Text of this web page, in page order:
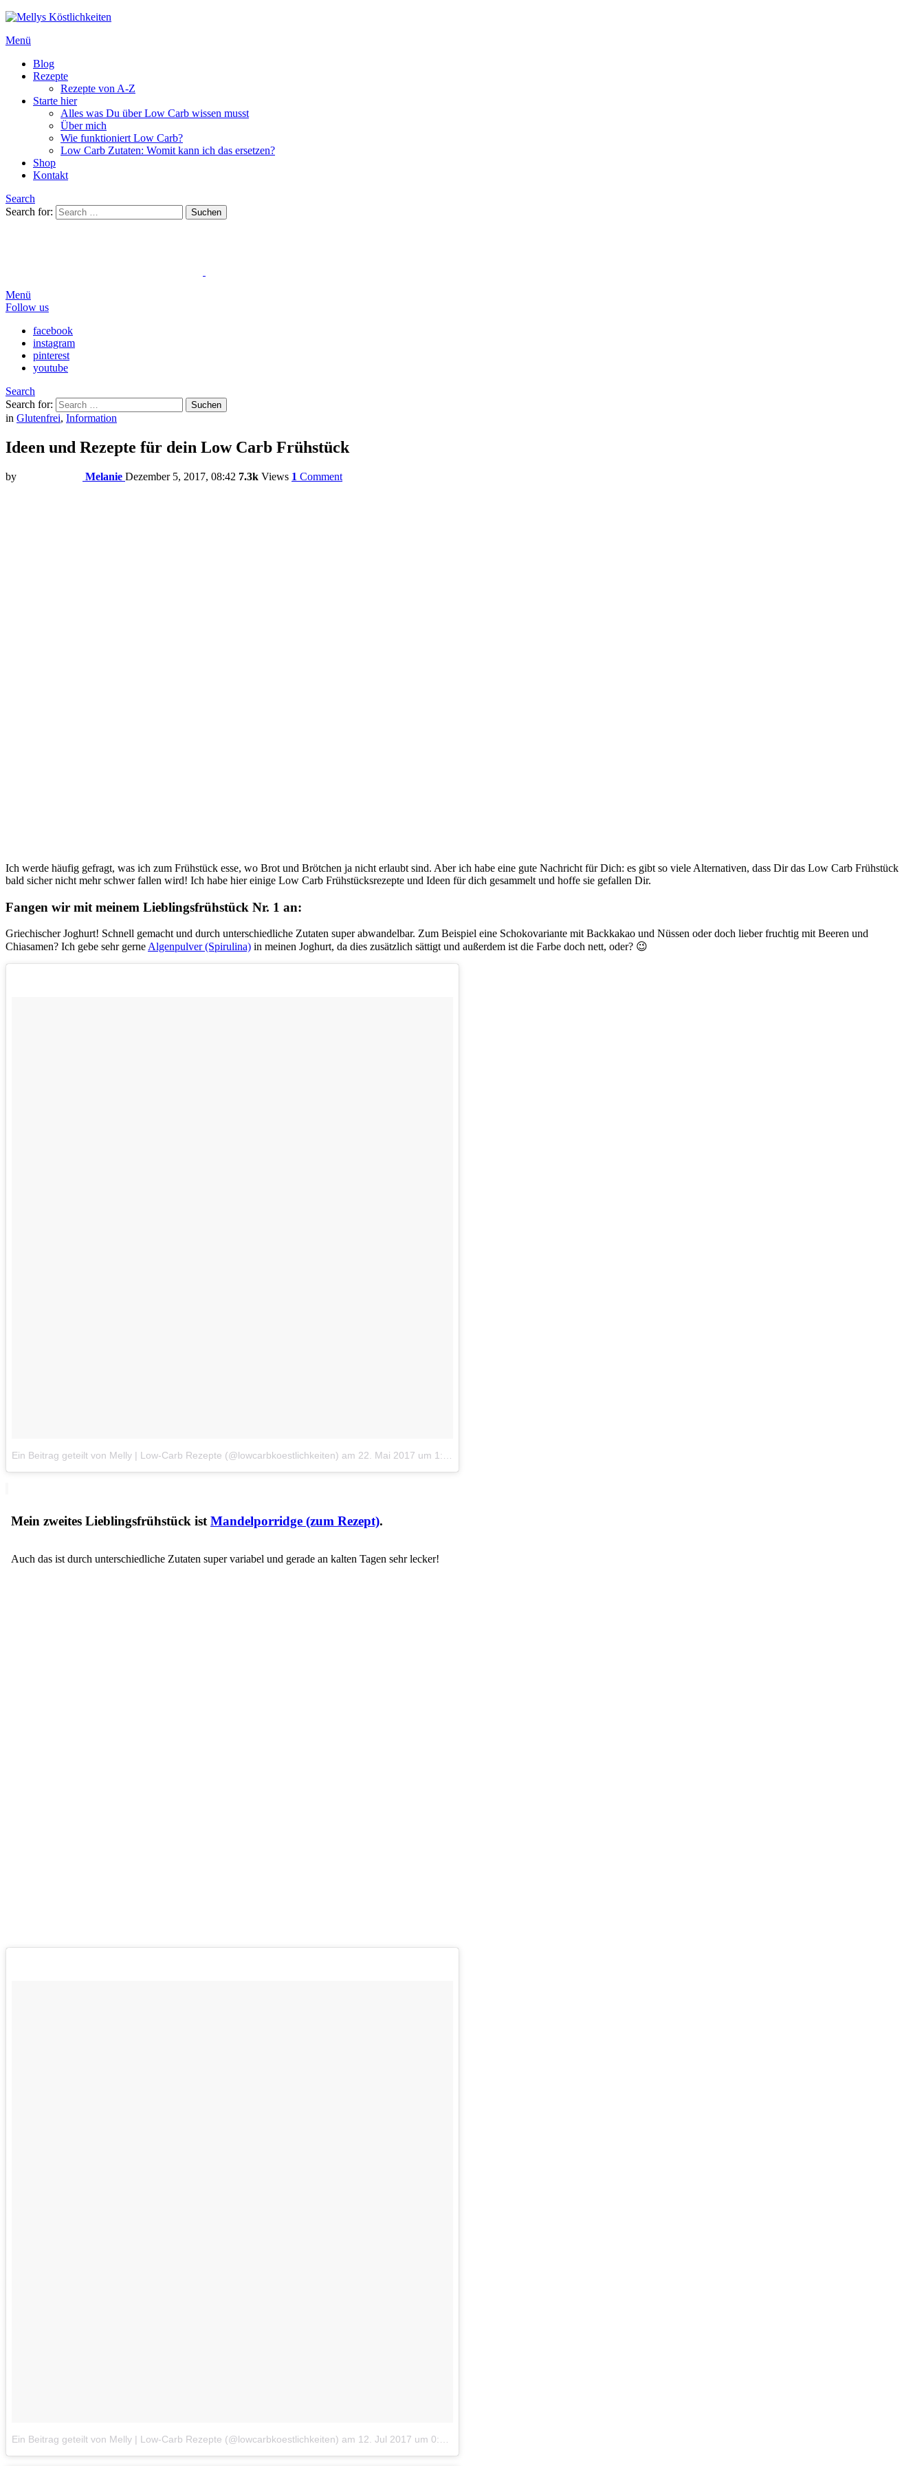
Menü
Blog
Rezepte
Rezepte von A-Z
Starte hier
Alles was Du über Low Carb wissen musst
Über mich
Wie funktioniert Low Carb?
Low Carb Zutaten: Womit kann ich das ersetzen?
Shop
Kontakt
Search
Search for:
Suchen
Menü
Follow us
facebook
instagram
pinterest
youtube
Search
Search for:
Suchen
in Glutenfrei, Information
Ideen und Rezepte für dein Low Carb Frühstück
by Melanie Dezember 5, 2017, 08:42 7.3k Views 1 Comment
Ich werde häufig gefragt, was ich zum Frühstück esse, wo Brot und Brötchen ja nicht erlaubt sind. Aber ich habe eine gute Nachricht für Dich: es gibt so viele Alternativen, dass Dir das Low Carb Frühstück
bald sicher nicht mehr schwer fallen wird! Ich habe hier einige Low Carb Frühstücksrezepte und Ideen für dich gesammelt und hoffe sie gefallen Dir.
Fangen wir mit meinem Lieblingsfrühstück Nr. 1 an:
Griechischer Joghurt! Schnell gemacht und durch unterschiedliche Zutaten super abwandelbar. Zum Beispiel eine Schokovariante mit Backkakao und Nüssen oder doch lieber fruchtig mit Beeren und
Chiasamen? Ich gebe sehr gerne Algenpulver (Spirulina) in meinen Joghurt, da dies zusätzlich sättigt und außerdem ist die Farbe doch nett, oder? 😉
Ein Beitrag geteilt von Melly | Low-Carb Rezepte (@lowcarbkoestlichkeiten) am 22. Mai 2017 um 1:43 Uhr
Mein zweites Lieblingsfrühstück ist Mandelporridge (zum Rezept).
Auch das ist durch unterschiedliche Zutaten super variabel und gerade an kalten Tagen sehr lecker!
Ein Beitrag geteilt von Melly | Low-Carb Rezepte (@lowcarbkoestlichkeiten) am 12. Jul 2017 um 0:19 Uhr